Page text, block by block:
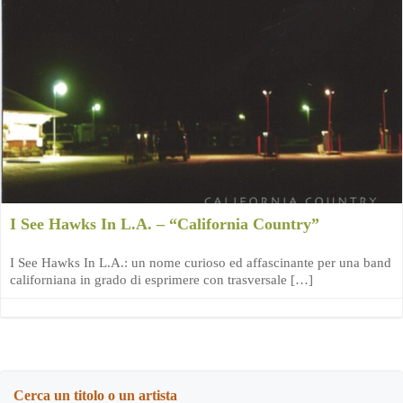
I See Hawks In L.A. – “California Country”
I See Hawks In L.A.: un nome curioso ed affascinante per una band
californiana in grado di esprimere con trasversale […]
Cerca un titolo o un artista